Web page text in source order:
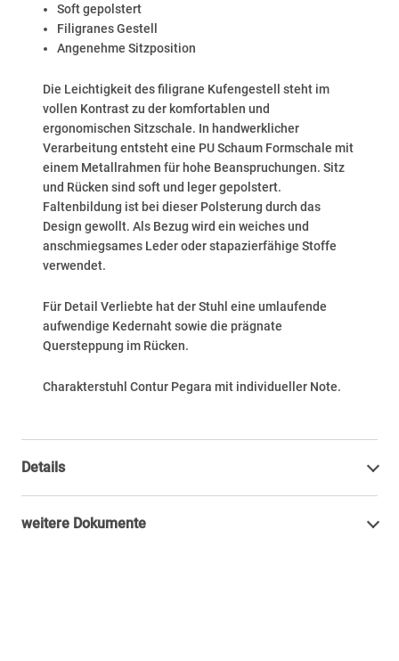
Soft gepolstert
Filigranes Gestell
Angenehme Sitzposition
Die Leichtigkeit des filigrane Kufengestell steht im
vollen Kontrast zu der komfortablen und
ergonomischen Sitzschale. In handwerklicher
Verarbeitung entsteht eine PU Schaum Formschale mit
einem Metallrahmen für hohe Beanspruchungen. Sitz
und Rücken sind soft und leger gepolstert.
Faltenbildung ist bei dieser Polsterung durch das
Design gewollt. Als Bezug wird ein weiches und
anschmiegsames Leder oder stapazierfähige Stoffe
verwendet.
Für Detail Verliebte hat der Stuhl eine umlaufende
aufwendige Kedernaht sowie die prägnate
Quersteppung im Rücken.
Charakterstuhl Contur Pegara mit individueller Note.
Details
weitere Dokumente